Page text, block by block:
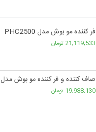
فر کننده مو بوش مدل PHC2500
21,119,533 تومان
صاف کننده و فر کننده مو بوش مدل PHC9690
19,988,130 تومان